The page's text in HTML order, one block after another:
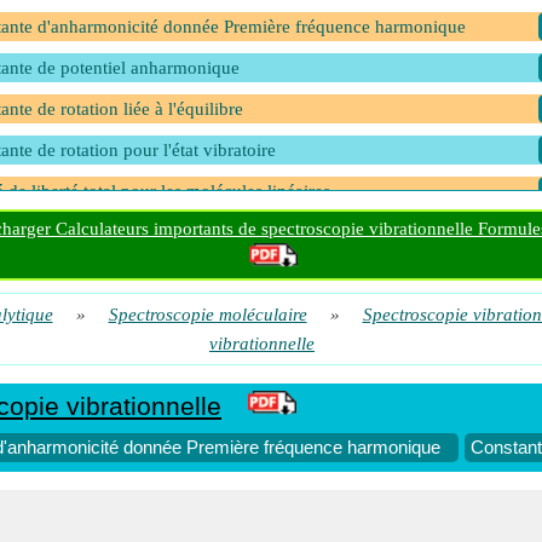
d'anharmonicité donnée Première fréquence harmonique
de potentiel anharmonique
de rotation liée à l'équilibre
de rotation pour l'état vibratoire
de liberté total pour les molécules linéaires
de liberté total pour les molécules non linéaires
de liberté vibrationnel pour les molécules linéaires
de liberté vibrationnel pour les molécules non linéaires
fréquence harmonique
fondamentale des transitions vibratoires
vibratoire donnée Deuxième fréquence harmonique
Calculateurs importants de spectroscopie vibrationnelle
» Spectroscopie moléculaire » Spectroscopie
vibrationnelle
vibrationnelle
donnée Première fréquence harmonique